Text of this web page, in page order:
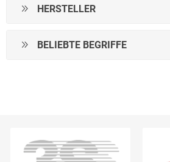
HERSTELLER
BELIEBTE BEGRIFFE